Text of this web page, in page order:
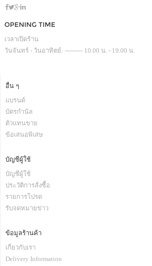
OPENING TIME
เวลาเปิดร้าน
วันจันทร์ - วันอาทิตย์: --------- 10.00 น. - 19.00 น.
อื่น ๆ
แบรนด์
บัตรกำนัล
ตัวแทนขาย
ข้อเสนอพิเสษ
บัญชีผู้ใช้
บัญชีผู้ใช้
ประวัติการสั่งซื้อ
รายการโปรด
รับจดหมายข่าว
ข้อมูลร้านค้า
เกี่ยวกับเรา
Delivery Information